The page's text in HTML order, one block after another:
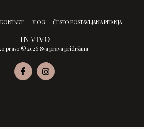
IN VIVO
pravo © 2026 Sva prava pridržana
KONTAKT BLOG ČESTO POSTAVLJANA PITANJA